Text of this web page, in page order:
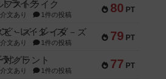
80 PT
フストライク
文あり 1件の投稿
79 PT
ビ－ズ・レイダ－ズ
文あり 1件の投稿
77 PT
対グラント
文あり 1件の投稿